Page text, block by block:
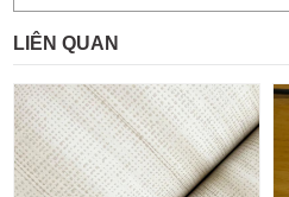
LIÊN QUAN